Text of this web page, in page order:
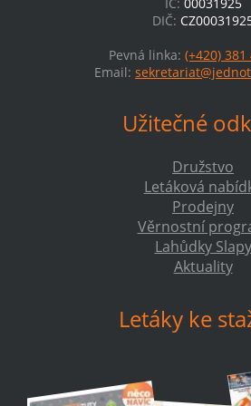
DIČ:
Pevná linka: (+420) 381
Email:
Užitečné
Družstvo
Letáková
Prodejny
Věrnostní
Lahůdky Slapy
Aktuality
Letáky ke